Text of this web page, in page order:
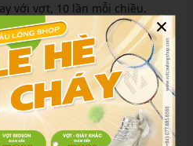
với vợt, 10 lần mỗi chiều.
quen với chuyển động
thương Achilles và vai.
khởi động lý tưởng
phút, tăng dần nếu bạn chơi
×